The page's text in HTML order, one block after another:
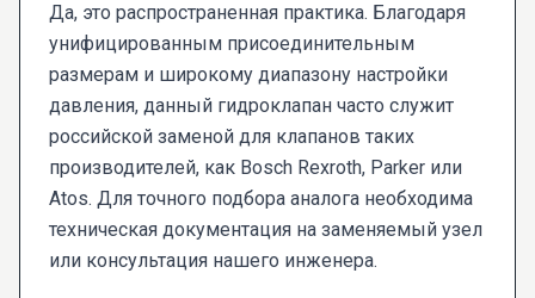
Да, это распространенная практика. Благодаря
унифицированным присоединительным
размерам и широкому диапазону настройки
давления, данный гидроклапан часто служит
российской заменой для клапанов таких
производителей, как Bosch Rexroth, Parker или
Atos. Для точного подбора аналога необходима
техническая документация на заменяемый узел
или консультация нашего инженера.